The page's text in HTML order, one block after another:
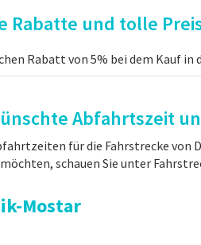
Rabatte und tolle
Rabatt von 5% bei dem Kauf in
Abfahrtszeit
für die Fahrstrecke von
schauen Sie unter
Mostar